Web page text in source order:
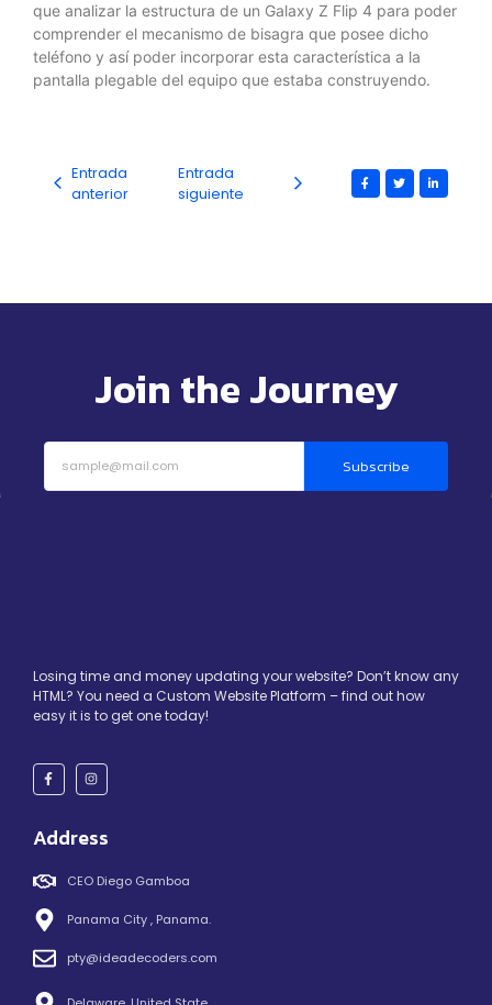
que analizar la estructura de un Galaxy Z Flip 4 para poder
comprender el mecanismo de bisagra que posee dicho
teléfono y así poder incorporar esta característica a la
pantalla plegable del equipo que estaba construyendo.
Entrada
anterior
Entrada
siguiente
Join the Journey
Subscribe
Losing time and money updating your website? Don’t know any
HTML? You need a Custom Website Platform – find out how
easy it is to get one today!
Address
CEO Diego Gamboa
Panama City , Panama.
pty@ideadecoders.com